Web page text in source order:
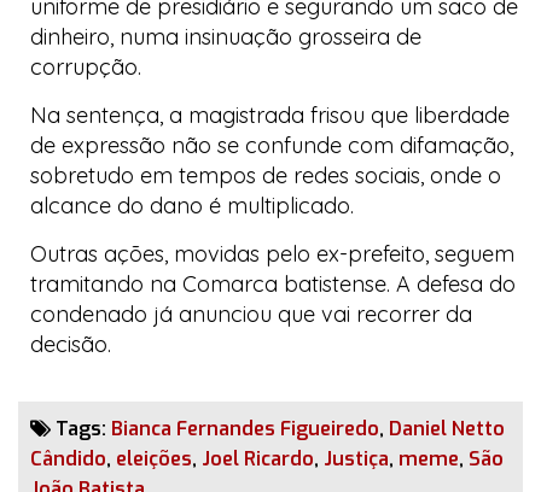
uniforme de presidiário e segurando um saco de
dinheiro, numa insinuação grosseira de
corrupção.
Na sentença, a magistrada frisou que liberdade
de expressão não se confunde com difamação,
sobretudo em tempos de redes sociais, onde o
alcance do dano é multiplicado.
Outras ações, movidas pelo ex-prefeito, seguem
tramitando na Comarca batistense. A defesa do
condenado já anunciou que vai recorrer da
decisão.
Tags: Bianca Fernandes Figueiredo, Daniel Netto
Cândido, eleições, Joel Ricardo, Justiça, meme, São